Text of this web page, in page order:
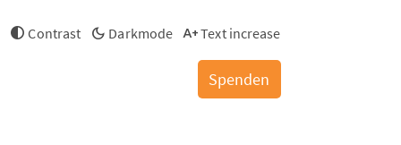
Contrast Darkmode Text increase
Spenden